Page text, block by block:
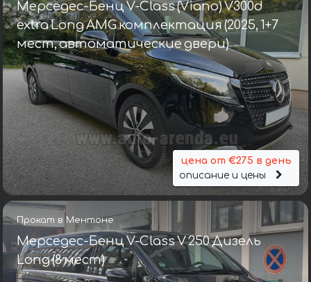
Мерседес-Бенц V-Class (Viano) V300d
extra Long AMG комплектация (2025, 1+7
мест, автоматические двери)
цена от €275 в день
описание и цены
Прокат в Ментоне
Мерседес-Бенц V-Class V 250 Дизель
Long (8 мест)